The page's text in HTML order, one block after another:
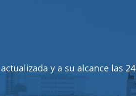
y a su alcance las 24